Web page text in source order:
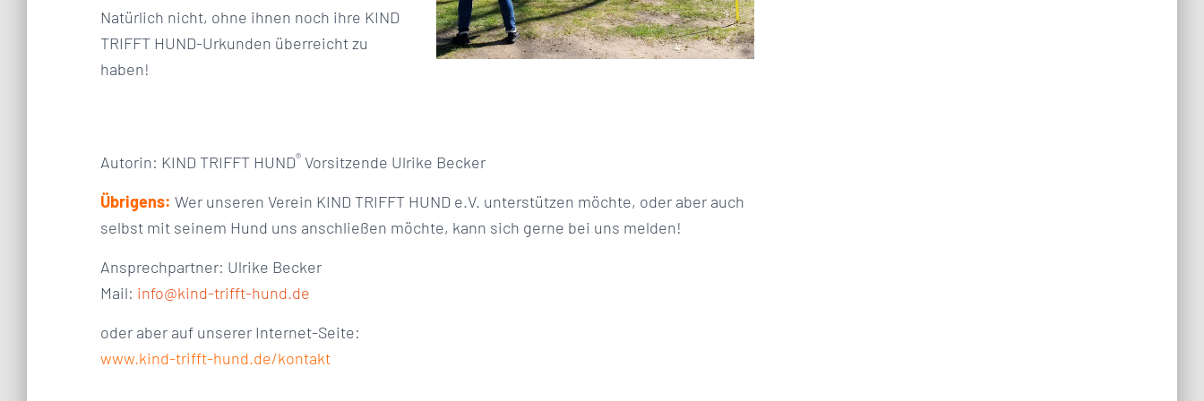
Natürlich nicht, ohne ihnen noch ihre KIND
TRIFFT HUND-Urkunden überreicht zu
haben!
Autorin: KIND TRIFFT HUND® Vorsitzende Ulrike Becker
Übrigens: Wer unseren Verein KIND TRIFFT HUND e.V. unterstützen möchte, oder aber auch
selbst mit seinem Hund uns anschließen möchte, kann sich gerne bei uns melden!
Ansprechpartner: Ulrike Becker
Mail: info@kind-trifft-hund.de
oder aber auf unserer Internet-Seite:
www.kind-trifft-hund.de/kontakt